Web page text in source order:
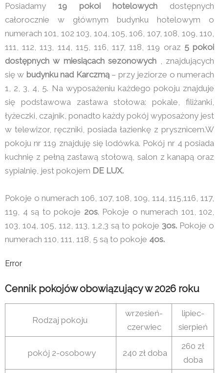
Posiadamy 19 pokoi hotelowych dostępnych
całorocznie w głównym budynku hotelowym o
numerach 101, 102 103, 104, 105, 106, 107, 108, 109, 110,
111, 112, 113, 114, 115, 116, 117, 118, 119 oraz 5 pokoi
dostępnych w miesiącach sezonowych , znajdujących
się w budynku nad Karczmą– przy jeziorze o numerach
1, 2, 3, 4, 5. Na wyposażeniu każdego pokoju znajduje
się podstawowa zastawa stołowa: pokale, filiżanki,
łyżeczki, czajnik, ponadto każdy pokój wyposażony jest
w telewizor, ręczniki, posiada łazienkę z prysznicem.W
pokoju nr 119 znajduję się lodówka. Pokój nr 4 posiada
kuchnię z pełną zastawą stołową, salon z kanapą oraz
sypialnię, jest pokojem DE LUX.
Pokoje o numerach 106, 107, 108, 109, 114, 115,116, 117,
119, 4 są to pokoje 2os. Pokoje o numerach 101, 102,
103, 104, 105, 112, 113, 1,2,3 są to pokoje 3os. Pokoje o
numerach 110, 111, 118, 5 są to pokoje 4os.
Error
Cennik pokojów obowiązujący w 2026 roku
Rodzaj pokoju
wrzesień-
czerwiec
lipiec-
sierpień
pokój 2-osobowy 240 zł doba
260 zł
doba